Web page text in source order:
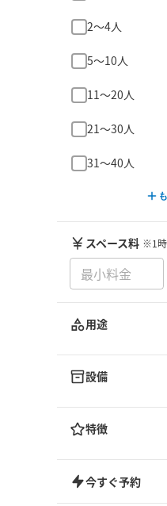
2〜4人
5〜10人
11〜20人
21〜30人
31〜40人
スペース料 ※1時
用途
設備
特徴
今すぐ予約